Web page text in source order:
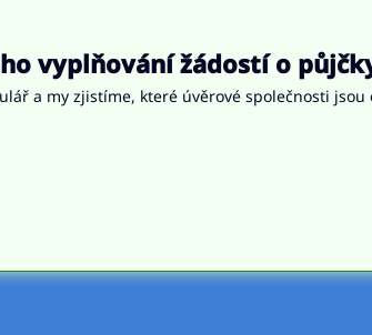
vyplňování žádostí o
a my zjistíme, které úvěrové společnosti